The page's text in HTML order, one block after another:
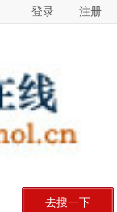
登录 注册
去搜一下